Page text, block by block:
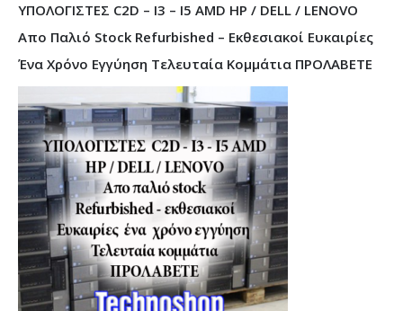
ΥΠΟΛΟΓΙΣΤΕΣ C2D – I3 – I5 AMD HP / DELL / LENOVO
Απο Παλιό Stock Refurbished – Εκθεσιακοί Ευκαιρίες
Ένα Χρόνο Εγγύηση Τελευταία Κομμάτια ΠΡΟΛΑΒΕΤΕ